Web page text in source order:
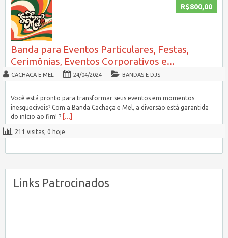
R$800,00
Banda para Eventos Particulares, Festas,
Cerimônias, Eventos Corporativos e...
CACHACA E MEL 24/04/2024 BANDAS E DJS
Você está pronto para transformar seus eventos em momentos
inesquecíveis? Com a Banda Cachaça e Mel, a diversão está garantida
do início ao fim! ?
[…]
211 visitas, 0 hoje
Links Patrocinados